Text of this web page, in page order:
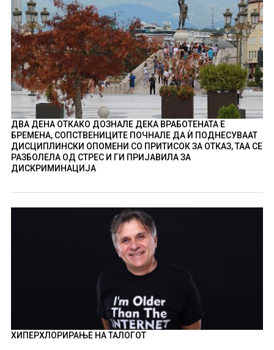
ДВА ДЕНА ОТКАКО ДОЗНАЛЕ ДЕКА ВРАБОТЕНАТА Е
БРЕМЕНА, СОПСТВЕНИЦИТЕ ПОЧНАЛЕ ДА Ѝ ПОДНЕСУВААТ
ДИСЦИПЛИНСКИ ОПОМЕНИ СО ПРИТИСОК ЗА ОТКАЗ, ТАА СЕ
РАЗБОЛЕЛА ОД СТРЕС И ГИ ПРИЈАВИЛА ЗА
ДИСКРИМИНАЦИЈА
ХИПЕРХЛОРИРАЊЕ НА ТАЛОГОТ